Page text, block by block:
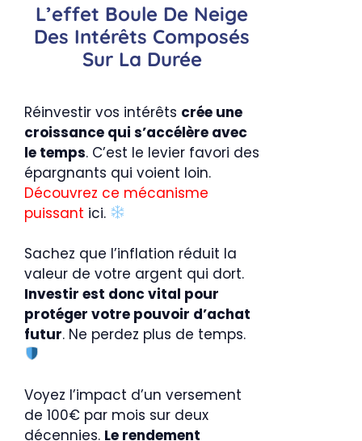
L’effet Boule De Neige
Des Intérêts Composés
Sur La Durée
Réinvestir vos intérêts crée une
croissance qui s’accélère avec
le temps. C’est le levier favori des
épargnants qui voient loin.
Découvrez ce mécanisme
puissant ici.
Sachez que l’inflation réduit la
valeur de votre argent qui dort.
Investir est donc vital pour
protéger votre pouvoir d’achat
futur. Ne perdez plus de temps.
Voyez l’impact d’un versement
de 100€ par mois sur deux
décennies. Le rendement